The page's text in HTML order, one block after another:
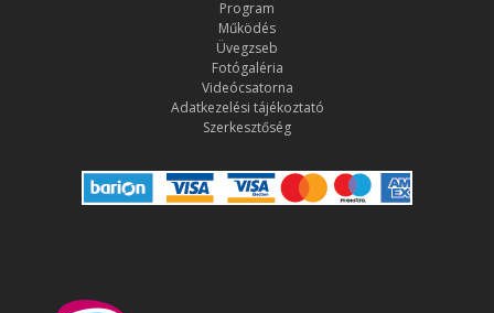
Program
Működés
Üvegzseb
Fotógaléria
Videócsatorna
Adatkezelési tájékoztató
Szerkesztőség